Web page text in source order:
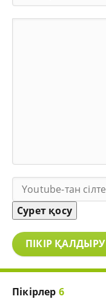
Сурет қосу
ПІКІР ҚАЛДЫРУ
Пікірлер 6